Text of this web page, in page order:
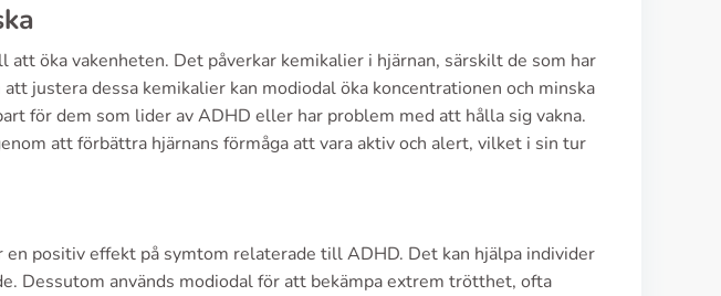
öka vakenheten. Det påverkar kemikalier i hjärnan, särskilt de som har
justera dessa kemikalier kan modiodal öka koncentrationen och minska
för dem som lider av ADHD eller har problem med att hålla sig vakna.
att förbättra hjärnans förmåga att vara aktiv och alert, vilket i sin tur
positiv effekt på symtom relaterade till ADHD. Det kan hjälpa individer
Dessutom används modiodal för att bekämpa extrem trötthet, ofta